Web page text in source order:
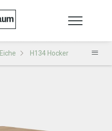
Eiche H134 Hocker